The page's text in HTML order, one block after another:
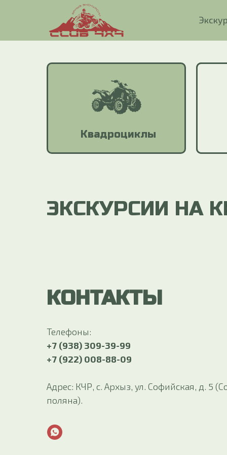
Квадроциклы
ЭКСКУРСИИ НА
КОНТАКТЫ
Телефоны:
+7 (938) 309-39-99
+7 (922) 008-88-09
Адрес: КЧР, с. Архыз, ул. Софийская, д. 5
поляна).